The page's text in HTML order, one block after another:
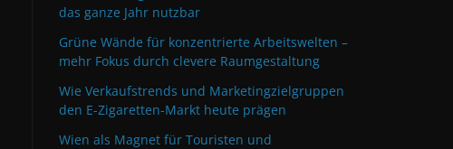
das ganze Jahr nutzbar
Grüne Wände für konzentrierte Arbeitswelten –
mehr Fokus durch clevere Raumgestaltung
Wie Verkaufstrends und Marketingzielgruppen
den E-Zigaretten-Markt heute prägen
Wien als Magnet für Touristen und